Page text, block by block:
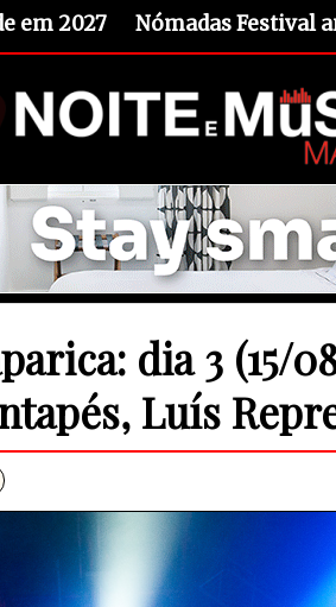
em 2027 Nómadas Festival
dia 3 (15/
Luís